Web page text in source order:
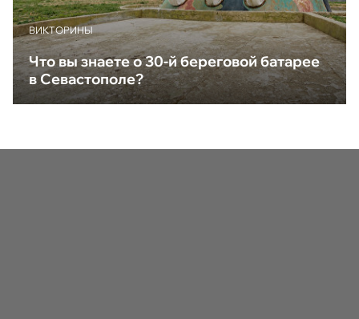
ВИКТОРИНЫ
Что вы знаете о 30-й береговой батарее
в Севастополе?